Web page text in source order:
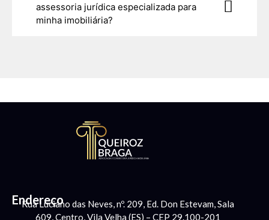
assessoria jurídica especializada para
minha imobiliária?
Endereço
Rua Luciano das Neves, nº. 209, Ed. Don Estevam, Sala
609, Centro, Vila Velha (ES) – CEP 29.100-201